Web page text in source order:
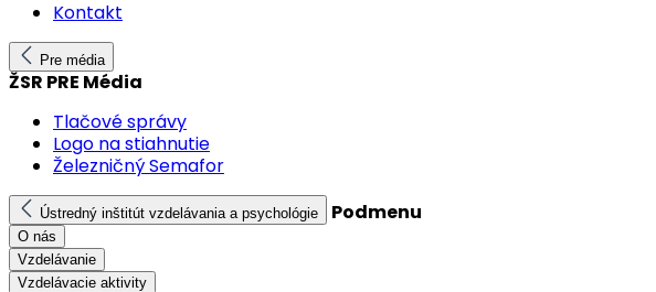
Kontakt
Pre média
ŽSR PRE Média
Tlačové správy
Logo na stiahnutie
Železničný Semafor
Ústredný inštitút vzdelávania a psychológie Podmenu
O nás
Vzdelávanie
Vzdelávacie aktivity